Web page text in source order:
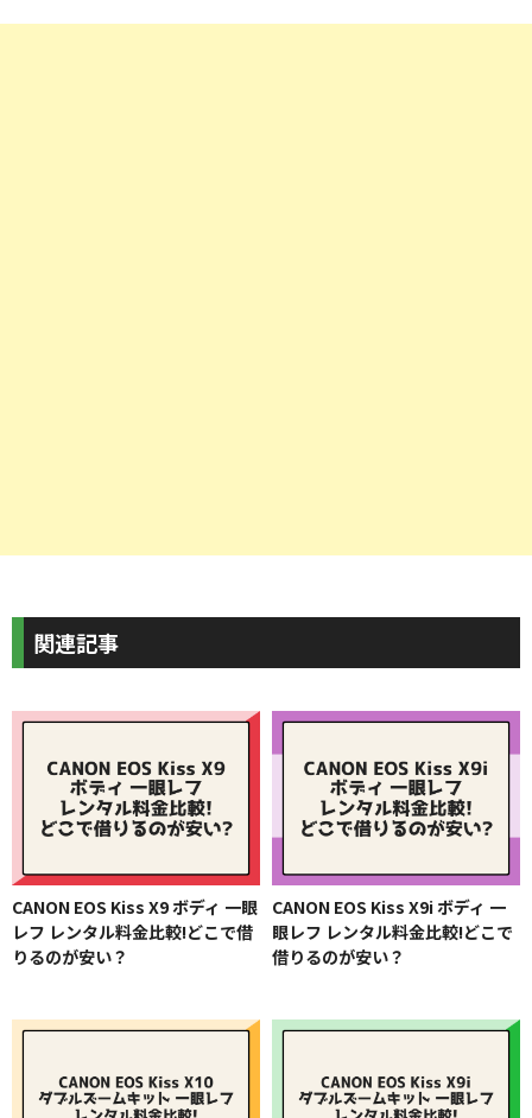
関連記事
CANON EOS Kiss X9 ボディ 一眼
レフ レンタル料金比較!どこで借
りるのが安い？
CANON EOS Kiss X9i ボディ 一
眼レフ レンタル料金比較!どこで
借りるのが安い？